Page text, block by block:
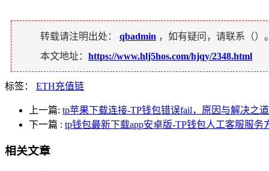
转载请注明出处： qbadmin ，如有疑问，请联系（）。
本文地址： https://www.hlj5hos.com/hjqy/2348.html
标签： ETH充值链
上一篇: tp苹果下载连接-TP钱包错误fail，原因与解决之道
下一篇 : tp钱包最新下载app安卓版-TP钱包人工客服服务
相关文章